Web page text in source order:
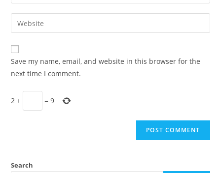
comment
email
address
comment
Enter
your
website
URL
(optional)
Save my name, email, and website in this browser for the
next time I comment.
2 + =9
Search